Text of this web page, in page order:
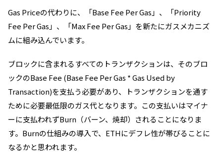
Gas Priceの代わりに、
「Base Fee Per Gas」、「Priority
Fee Per Gas」、「Max Fee Per Gas」を新たにガスメカニズ
ムに組み込んでいます。
ブロックに含まれるすべてのトランザクションは、そのブロ
ックのBase Fee (Base Fee Per Gas * Gas Used by
Transaction)を支払う必要があり、トランザクションを通す
ために必要最低限のガス代となります。この支払いはマイナ
ーに支払われずBurn（バーン、焼却）されることになりま
す。 Burnの仕組みの導入で、ETHにデフレ性が帯びることに
なるかと思われます。